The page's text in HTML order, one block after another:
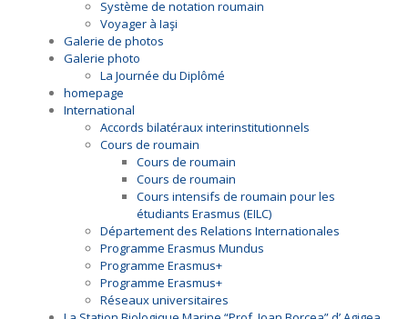
Système de notation roumain
Voyager à Iaşi
Galerie de photos
Galerie photo
La Journée du Diplômé
homepage
International
Accords bilatéraux interinstitutionnels
Cours de roumain
Cours de roumain
Cours de roumain
Cours intensifs de roumain pour les
étudiants Erasmus (EILC)
Département des Relations Internationales
Programme Erasmus Mundus
Programme Erasmus+
Programme Erasmus+
Réseaux universitaires